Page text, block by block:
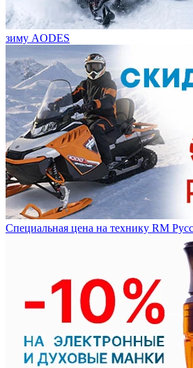
зиму AODES
Специальная цена на технику RM